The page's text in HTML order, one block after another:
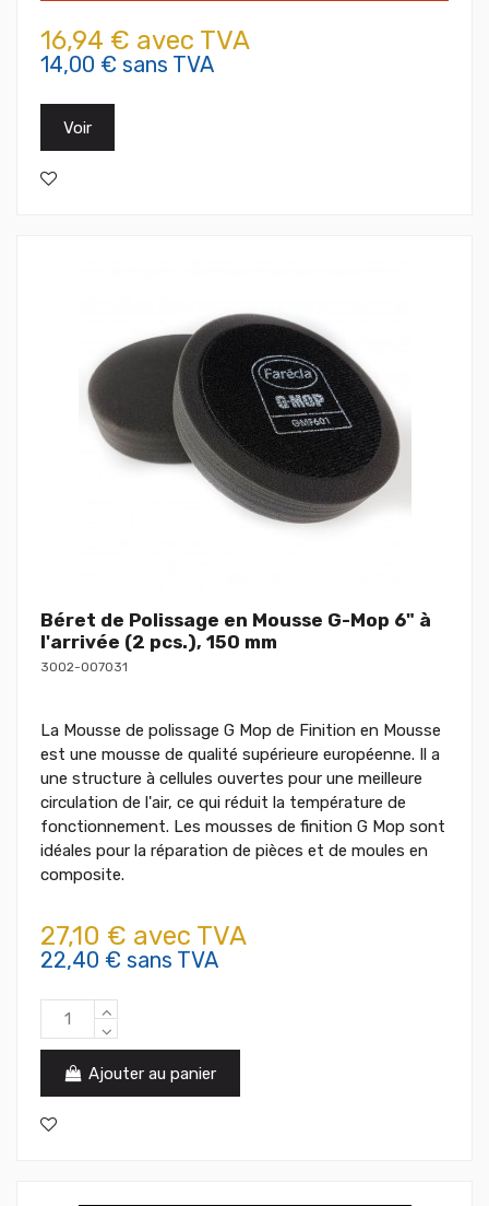
16,94 € avec TVA
14,00 € sans TVA
Voir
Béret de Polissage en Mousse G-Mop 6" à
l'arrivée (2 pcs.), 150 mm
3002-007031
La Mousse de polissage G Mop de Finition en Mousse
est une mousse de qualité supérieure européenne. Il a
une structure à cellules ouvertes pour une meilleure
circulation de l'air, ce qui réduit la température de
fonctionnement. Les mousses de finition G Mop sont
idéales pour la réparation de pièces et de moules en
composite.
27,10 € avec TVA
22,40 € sans TVA
Ajouter au panier